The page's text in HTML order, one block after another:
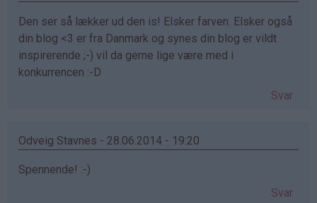
Den ser så lækker ud den is! Elsker farven. Elsker også
din blog <3 er fra Danmark og synes din blog er vildt
inspirerende ;-) vil da gerne lige være med i
konkurrencen :-D
Svar
Odveig Stavnes - 28.06.2014 - 19:20
Spennende! :-)
Svar